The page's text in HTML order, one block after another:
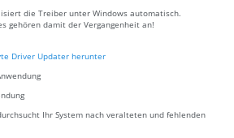
die Treiber unter Windows automatisch.
gehören damit der Vergangenheit an!
Driver Updater herunter
Ihr System nach veralteten und fehlenden